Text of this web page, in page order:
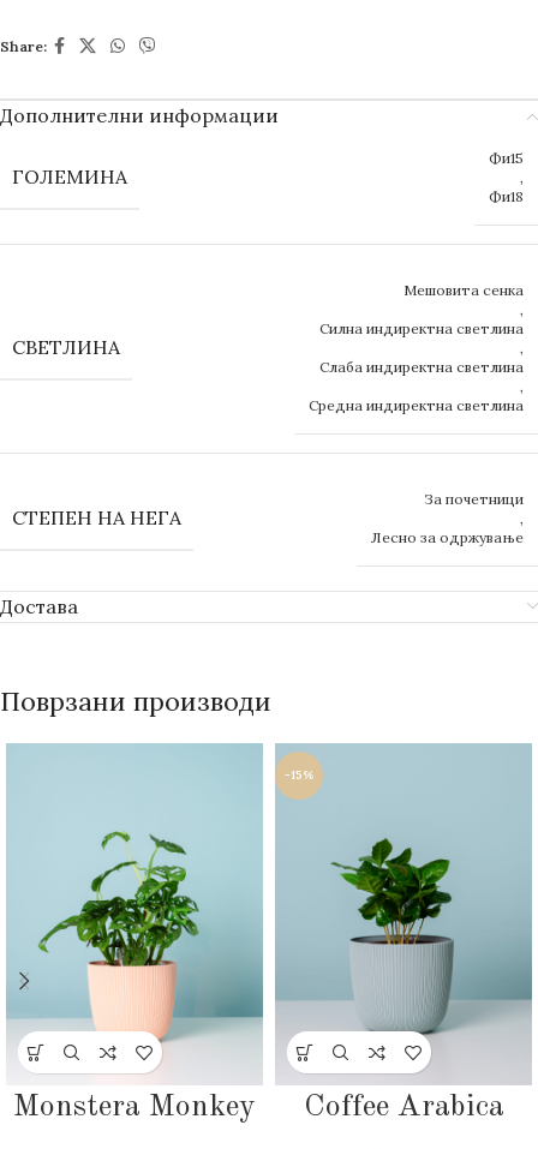
Share:
Дополнителни информации
ГОЛЕМИНА
Фи15
,
Фи18
СВЕТЛИНА
Мешовита сенка
,
Силна индиректна светлина
,
Слаба индиректна светлина
,
Средна индиректна светлина
СТЕПЕН НА НЕГА
За почетници
,
Лесно за одржување
Достава
Поврзани производи
Monstera Monkey
-15%
Coffee Arabica